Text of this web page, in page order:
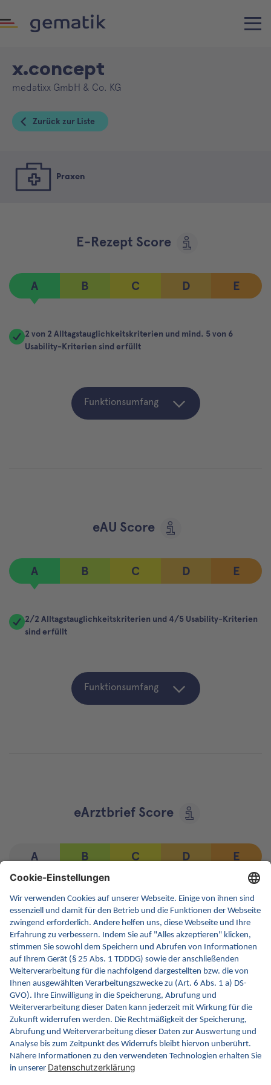
x.concept
medatixx GmbH & Co. KG
Zurück zur Liste
Praxen
E-Rezept Score
A B C D E
2 von 2 Alltagstauglichkeitskriterien und mind. 5 von 6
Usability-Kriterien sind erfüllt
Funktionsumfang
eAU Score
A B C D E
2/2 Alltagstauglichkeitskriterien und 4/5 Usability-Kriterien
sind erfüllt
Funktionsumfang
eArztbrief Score
A B C D E
Versand: 2/3 Alltag und 6/12 Usability sind erfüllt
Empfang: 2/3 Alltag und 3/8 Usability sind erfüllt
Funktionsumfang